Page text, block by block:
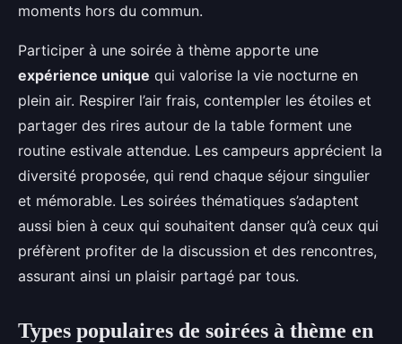
moments hors du commun.
Participer à une soirée à thème apporte une
expérience unique qui valorise la vie nocturne en
plein air. Respirer l’air frais, contempler les étoiles et
partager des rires autour de la table forment une
routine estivale attendue. Les campeurs apprécient la
diversité proposée, qui rend chaque séjour singulier
et mémorable. Les soirées thématiques s’adaptent
aussi bien à ceux qui souhaitent danser qu’à ceux qui
préfèrent profiter de la discussion et des rencontres,
assurant ainsi un plaisir partagé par tous.
Types populaires de soirées à thème en